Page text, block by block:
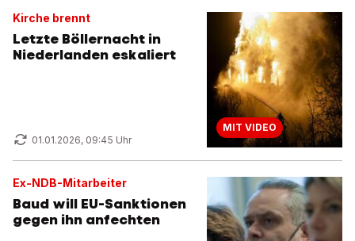
Kirche brennt
Letzte Böllernacht in
Niederlanden eskaliert
01.01.2026, 09:45 Uhr
MIT VIDEO
Ex-NDB-Mitarbeiter
Baud will EU-Sanktionen
gegen ihn anfechten